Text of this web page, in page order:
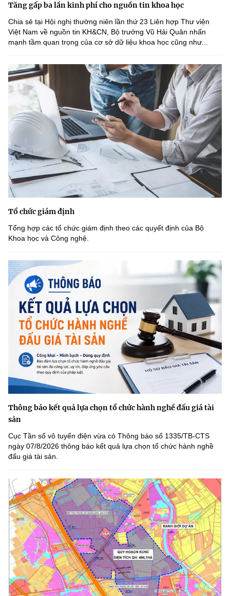
Tăng gấp ba lần kinh phí cho nguồn tin khoa học
Chia sẻ tại Hội nghị thường niên lần thứ 23 Liên hợp Thư viện
Việt Nam về nguồn tin KH&CN, Bộ trưởng Vũ Hải Quân nhấn
mạnh tầm quan trọng của cơ sở dữ liệu khoa học cũng như...
Tổ chức giám định
Tổng hợp các tổ chức giám định theo các quyết định của Bộ
Khoa học và Công nghệ.
Thông báo kết quả lựa chọn tổ chức hành nghề đấu giá tài
sản
Cục Tần số vô tuyến điện vừa có Thông báo số 1335/TB-CTS
ngày 07/8/2026 thông báo kết quả lựa chọn tổ chức hành nghề
đấu giá tài sản.